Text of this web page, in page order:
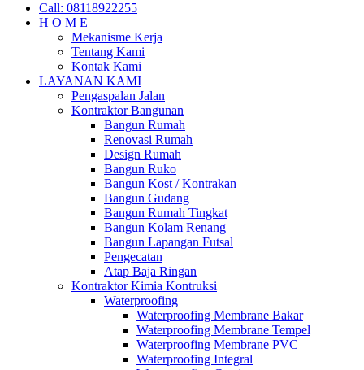
Call: 08118922255
H O M E
Mekanisme Kerja
Tentang Kami
Kontak Kami
LAYANAN KAMI
Pengaspalan Jalan
Kontraktor Bangunan
Bangun Rumah
Renovasi Rumah
Design Rumah
Bangun Ruko
Bangun Kost / Kontrakan
Bangun Gudang
Bangun Rumah Tingkat
Bangun Kolam Renang
Bangun Lapangan Futsal
Pengecatan
Atap Baja Ringan
Kontraktor Kimia Kontruksi
Waterproofing
Waterproofing Membrane Bakar
Waterproofing Membrane Tempel
Waterproofing Membrane PVC
Waterproofing Integral